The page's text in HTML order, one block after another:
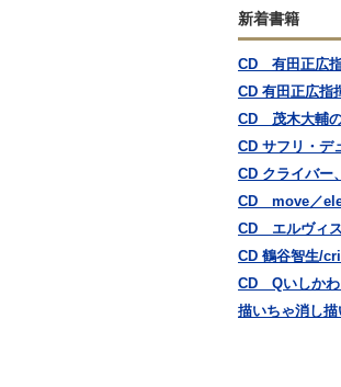
新着書籍
CD 有田正広指
CD 有田正広指
CD 茂木大輔
CD サフリ・デ
CD クライバ
CD move／
CD エルヴィ
CD 鶴谷智生/
CD Qいしかわ
描いちゃ消し